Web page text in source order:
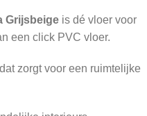
Grijsbeige is dé vloer voor
een click PVC vloer.
zorgt voor een ruimtelijke